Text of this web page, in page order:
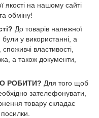
якості на нашому сайті
обміну!
До товарів належної
були у використанні, а
властивості,
а також документи,
РОБИТИ? Для того щоб
зателефонувати,
товару складає